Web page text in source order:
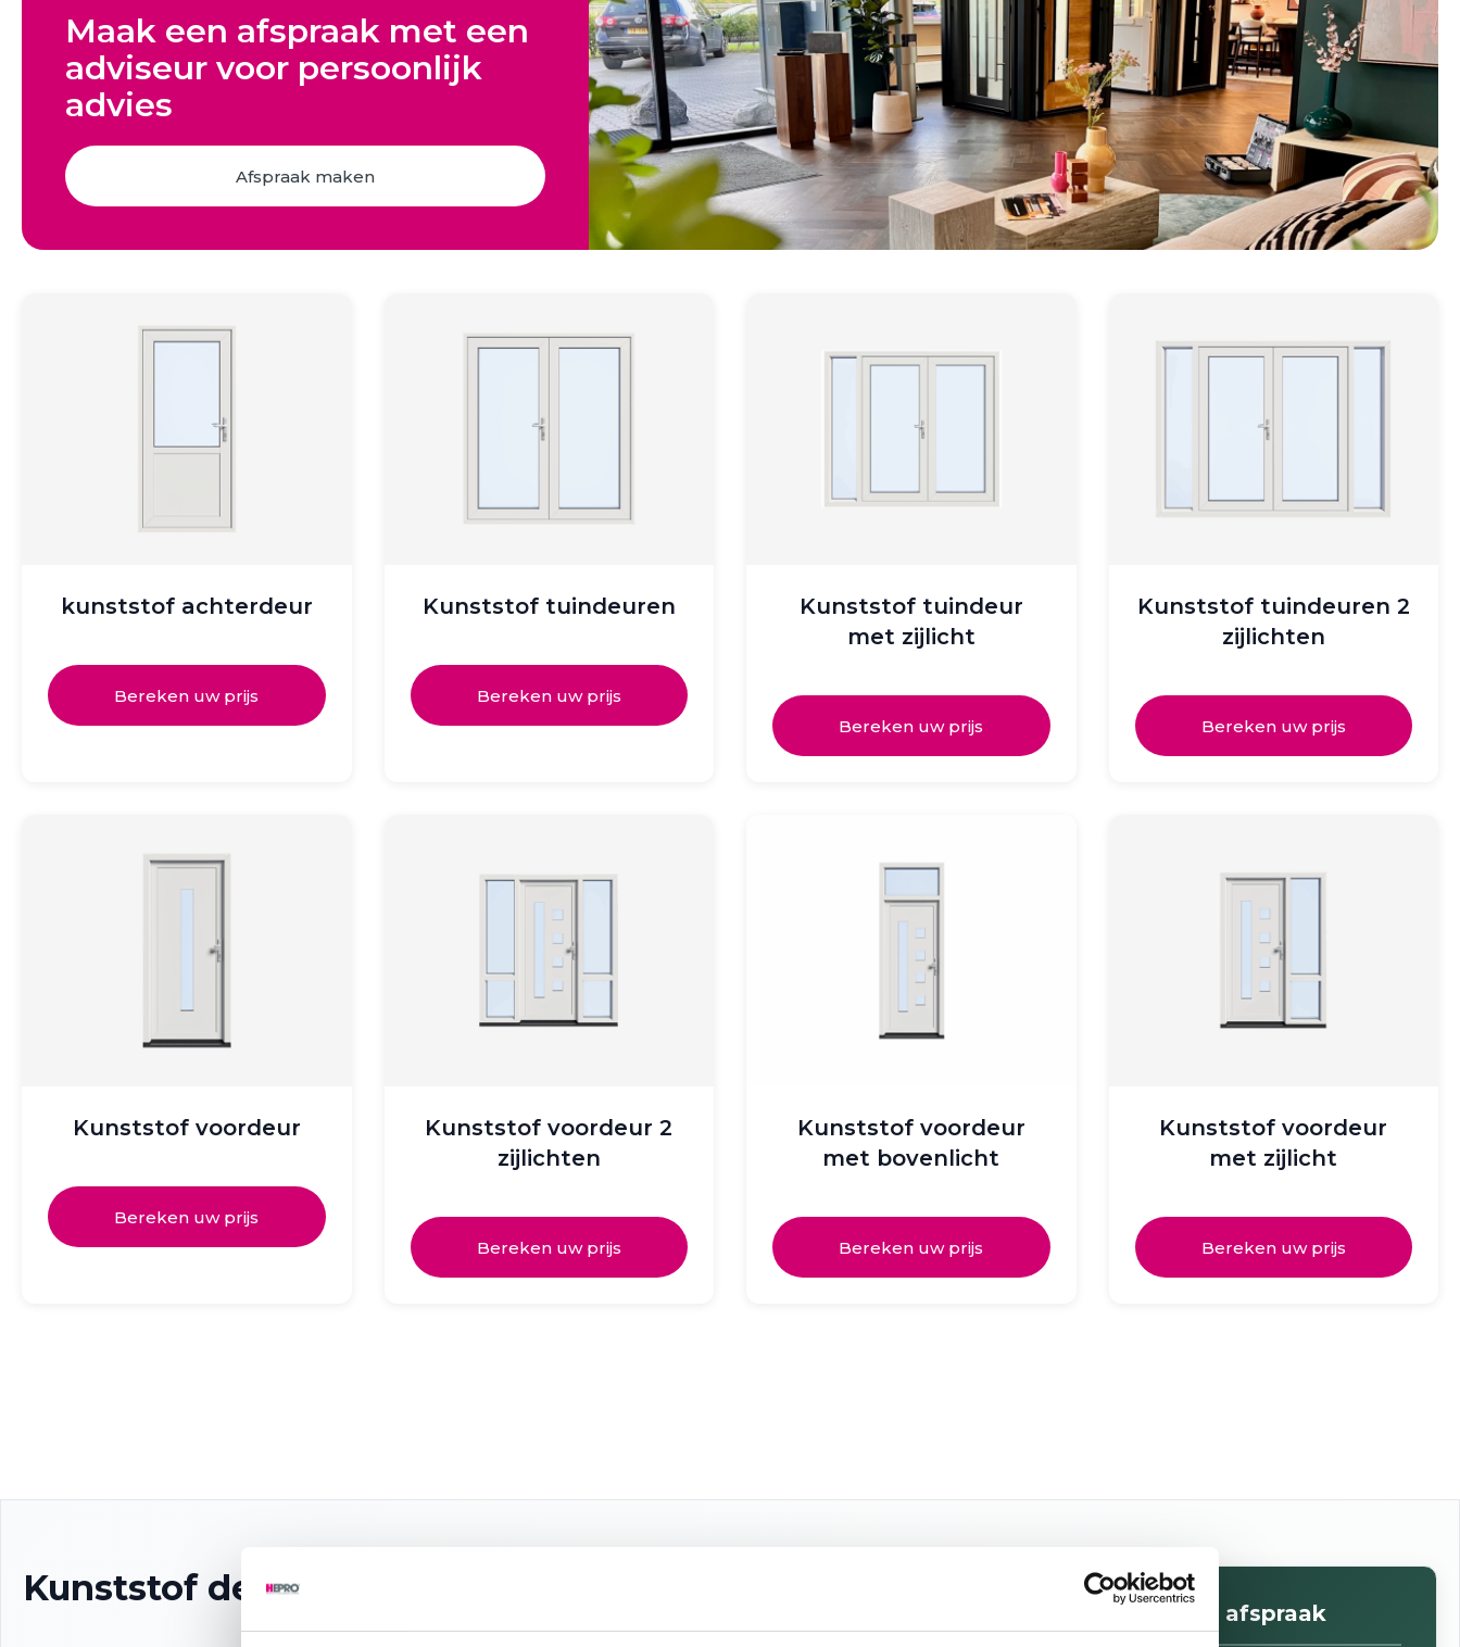
Maak een afspraak met een
adviseur voor persoonlijk
advies
Afspraak maken
kunststof achterdeur
Bereken uw prijs
Kunststof tuindeuren
Bereken uw prijs
Kunststof tuindeur
met zijlicht
Bereken uw prijs
Kunststof tuindeuren 2
zijlichten
Bereken uw prijs
Kunststof voordeur
Bereken uw prijs
Kunststof voordeur 2
zijlichten
Bereken uw prijs
Kunststof voordeur
met bovenlicht
Bereken uw prijs
Kunststof voordeur
met zijlicht
Bereken uw prijs
Kunststof deuren
Maak een afspraak
Samenstellen Samenstellen Samenstellen